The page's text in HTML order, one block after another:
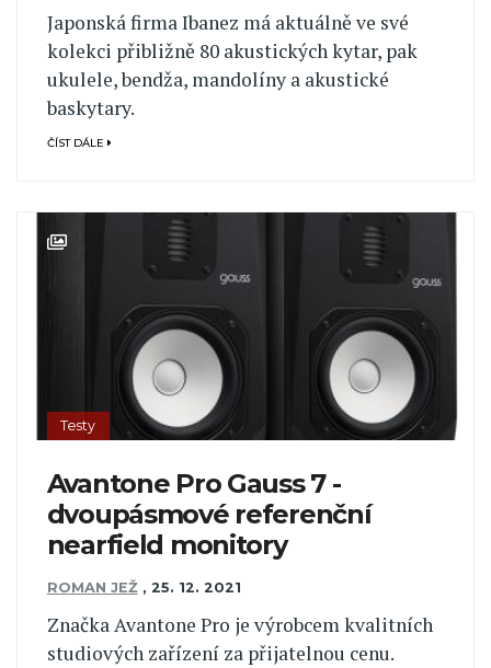
Japonská firma Ibanez má aktuálně ve své
kolekci přibližně 80 akustických kytar, pak
ukulele, bendža, mandolíny a akustické
baskytary.
ČÍST DÁLE
Testy
Avantone Pro Gauss 7 -
dvoupásmové referenční
nearfield monitory
ROMAN JEŽ , 25. 12. 2021
Značka Avantone Pro je výrobcem kvalitních
studiových zařízení za přijatelnou cenu.